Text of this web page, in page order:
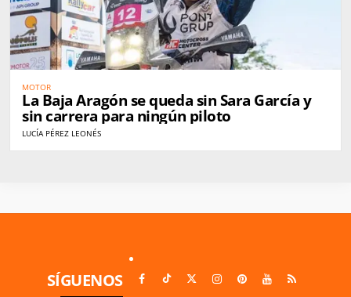
MOTOR
La Baja Aragón se queda sin Sara García y
sin carrera para ningún piloto
LUCÍA PÉREZ LEONÉS
SÍGUENOS